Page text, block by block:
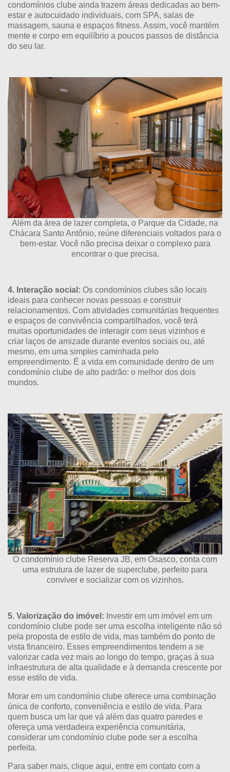
condomínios clube ainda trazem áreas dedicadas ao bem-
estar e autocuidado individuais, com SPA, salas de
massagem, sauna e espaços fitness. Assim, você mantém
mente e corpo em equilíbrio a poucos passos de distância
do seu lar.
Além da área de lazer completa, o Parque da Cidade, na
Chácara Santo Antônio, reúne diferenciais voltados para o
bem-estar. Você não precisa deixar o complexo para
encontrar o que precisa.
4. Interação social: Os condomínios clubes são locais
ideais para conhecer novas pessoas e construir
relacionamentos. Com atividades comunitárias frequentes
e espaços de convivência compartilhados, você terá
muitas oportunidades de interagir com seus vizinhos e
criar laços de amizade durante eventos sociais ou, até
mesmo, em uma simples caminhada pelo
empreendimento. É a vida em comunidade dentro de um
condomínio clube de alto padrão: o melhor dos dois
mundos.
O condomínio clube Reserva JB, em Osasco, conta com
uma estrutura de lazer de superclube, perfeito para
conviver e socializar com os vizinhos.
5. Valorização do imóvel: Investir em um imóvel em um
condomínio clube pode ser uma escolha inteligente não só
pela proposta de estilo de vida, mas também do ponto de
vista financeiro. Esses empreendimentos tendem a se
valorizar cada vez mais ao longo do tempo, graças à sua
infraestrutura de alta qualidade e à demanda crescente por
esse estilo de vida.
Morar em um condomínio clube oferece uma combinação
única de conforto, conveniência e estilo de vida. Para
quem busca um lar que vá além das quatro paredes e
ofereça uma verdadeira experiência comunitária,
considerar um condomínio clube pode ser a escolha
perfeita.
Para saber mais, clique aqui, entre em contato com a